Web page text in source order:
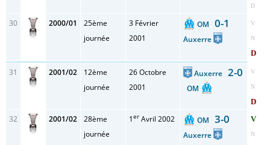
D
30 2000/01
25ème
journée
3 Février
2001
OM 0-1
Auxerre
V
N
D
31 2001/02
12ème
journée
26 Octobre
2001
Auxerre2-0
OM
V
N
D
32 2001/02
28ème
journée
1er Avril 2002 OM 3-0
Auxerre
V
N